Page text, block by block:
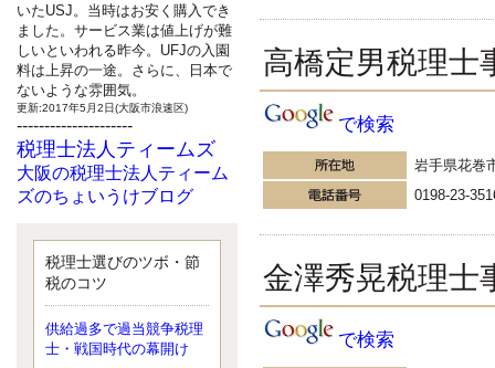
いたUSJ。当時はお安く購入でき
ました。サービス業は値上げが難
しいといわれる昨今。UFJの入園
料は上昇の一途。さらに、日本で
ないような雰囲気。
更新:2017年5月2日(大阪市浪速区)
---------------------
税理士法人ティームズ
大阪の税理士法人ティーム
ズのちょいうけブログ
なったことに気付いた、税理士の
北井です。寂しいです。 先日、テ
ィームズイベントとしてバーベキ
ップしようと思いましたが、そこ
はセンスある後のブロガーに任せ
ようと思います。
税理士選びのツボ・節
税のコツ
供給過多で過当競争税理
士・戦国時代の幕開け
高橋定男税理士
で検索
岩手県花巻
0198-23-
金澤秀晃税理士
で検索